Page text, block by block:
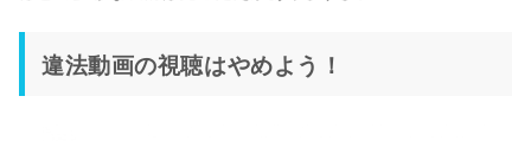
違法動画の視聴はやめよう！